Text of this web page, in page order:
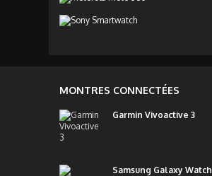
MONTRES CONNECTÉES
Garmin Vivoactive 3
Samsung Galaxy Watch